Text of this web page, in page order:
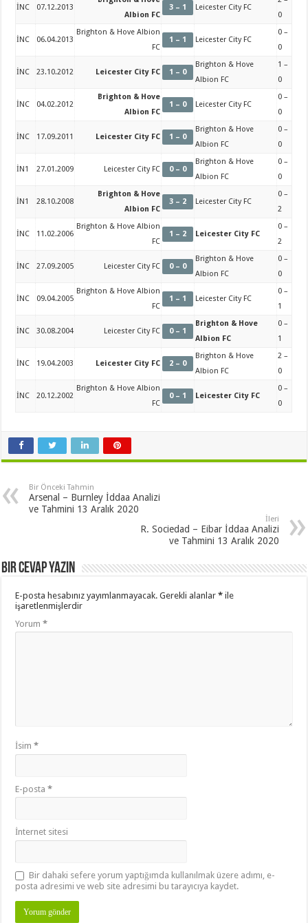
İNC 07.12.2013
Albion FC
3 – 1 Leicester City FC
0
İNC 06.04.2013
Brighton & Hove Albion
FC
1 – 1 Leicester City FC
0 –
0
İNC 23.10.2012 Leicester City FC 1 – 0
Brighton & Hove
Albion FC
1 –
0
İNC 04.02.2012
Brighton & Hove
Albion FC
1 – 0 Leicester City FC
0 –
0
İNC 17.09.2011 Leicester City FC 1 – 0
Brighton & Hove
Albion FC
0 –
0
İN1 27.01.2009 Leicester City FC 0 – 0
Brighton & Hove
Albion FC
0 –
0
İN1 28.10.2008
Brighton & Hove
Albion FC
3 – 2 Leicester City FC
0 –
2
İNC 11.02.2006
Brighton & Hove Albion
FC
1 – 2 Leicester City FC
0 –
2
İNC 27.09.2005 Leicester City FC 0 – 0
Brighton & Hove
Albion FC
0 –
0
İNC 09.04.2005
Brighton & Hove Albion
FC
1 – 1 Leicester City FC
0 –
1
İNC 30.08.2004 Leicester City FC 0 – 1
Brighton & Hove
Albion FC
0 –
1
İNC 19.04.2003 Leicester City FC 2 – 0
Brighton & Hove
Albion FC
2 –
0
İNC 20.12.2002
Brighton & Hove Albion
FC
0 – 1 Leicester City FC
0 –
0
Bir Önceki Tahmin
Arsenal – Burnley İddaa Analizi
ve Tahmini 13 Aralık 2020
İleri
R. Sociedad – Eibar İddaa Analizi
ve Tahmini 13 Aralık 2020
Bir cevap yazın
E-posta hesabınız yayımlanmayacak. Gerekli alanlar* ile
işaretlenmişlerdir
Yorum*
İsim*
E-posta*
İnternet sitesi
Bir dahaki sefere yorum yaptığımda kullanılmak üzere adımı, e-
posta adresimi ve web site adresimi bu tarayıcıya kaydet.